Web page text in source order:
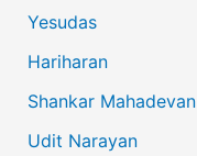
Yesudas
Hariharan
Shankar Mahadevan
Udit Narayan